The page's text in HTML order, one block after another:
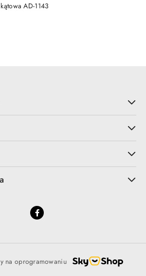
AD-1143
na oprogramowaniu